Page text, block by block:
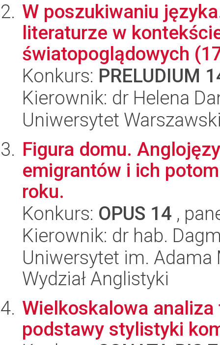
W poszukiwaniu
literaturze w
światopoglądowych
Konkurs: PRELUDIUM
Kierownik: dr Helena
Uniwersytet
Figura domu.
emigrantów i ich
roku.
Konkurs: OPUS 14 ,
Kierownik: dr hab.
Uniwersytet im.
Wydział Anglistyki
Wielkoskalowa
podstawy stylistyki